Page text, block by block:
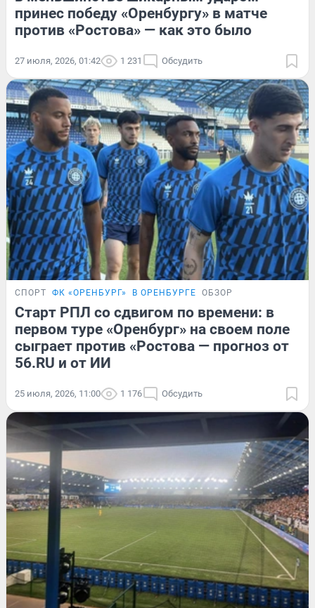
принес победу «Оренбургу» в матче
против «Ростова» — как это было
27 июля, 2026, 01:42 1 231 Обсудить
СПОРТ ФК «ОРЕНБУРГ» В ОРЕНБУРГЕ ОБЗОР
Старт РПЛ со сдвигом по времени: в
первом туре «Оренбург» на своем поле
сыграет против «Ростова — прогноз от
56.RU и от ИИ
25 июля, 2026, 11:00 1 176 Обсудить